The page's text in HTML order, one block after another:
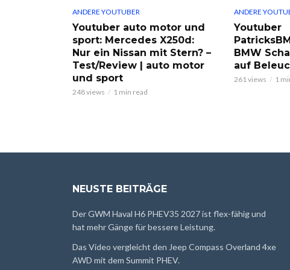
ANDERE YOUTUBER
Youtuber auto motor und
sport: Mercedes X250d:
Nur ein Nissan mit Stern? –
Test/Review | auto motor
und sport
248 views 1 min read
ANDERE
Youtuber
BMW
auf
261 views 1
NEUSTE BEITRÄGE
Der GWM Haval H6 PHEV35 2027 ist flex-fähig und
hat mehr Gänge für bessere Leistung.
Das Video vergleicht den Jeep Compass Overland 4xe
AWD mit dem Summit PHEV.